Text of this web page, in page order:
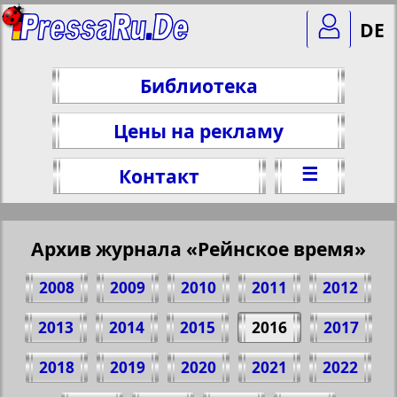
Библиотека
Цены на рекламу
Контакт
☰
DE
Архив журнала «Рейнское время»
2008 2009 2010 2011
2012
2013
2014 2015 2016
2017
2018
2019 2020 2021
2022
Поделитесь 1 стр. журнала "Rejnskoe